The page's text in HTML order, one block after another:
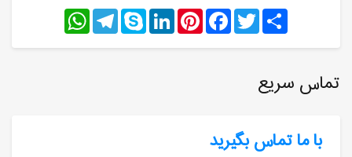
Share
Twitter
Facebook
Pinterest
LinkedIn
Skype
Telegram
WhatsApp
تماس سریع
با ما تماس بگیرید